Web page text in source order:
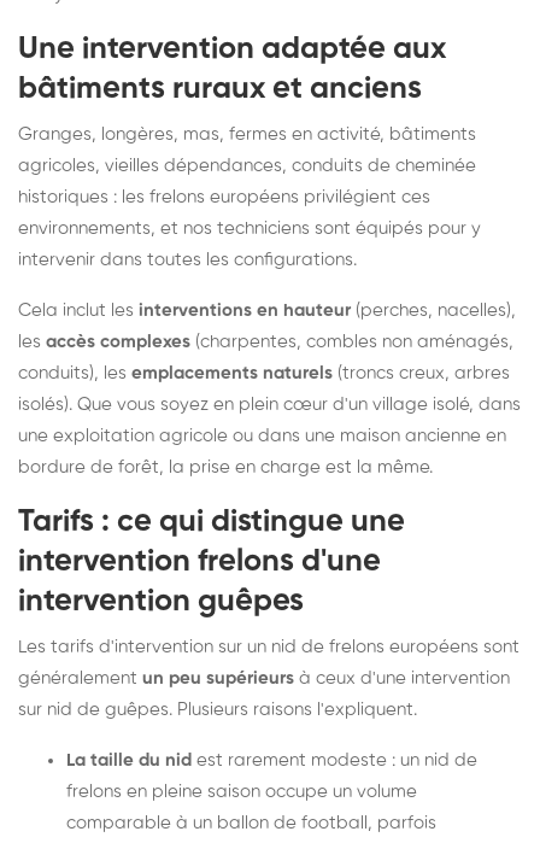
Une intervention adaptée aux
bâtiments ruraux et anciens
Granges, longères, mas, fermes en activité, bâtiments
agricoles, vieilles dépendances, conduits de cheminée
historiques : les frelons européens privilégient ces
environnements, et nos techniciens sont équipés pour y
intervenir dans toutes les configurations.
Cela inclut les interventions en hauteur (perches, nacelles),
les accès complexes (charpentes, combles non aménagés,
conduits), les emplacements naturels (troncs creux, arbres
isolés). Que vous soyez en plein cœur d'un village isolé, dans
une exploitation agricole ou dans une maison ancienne en
bordure de forêt, la prise en charge est la même.
Tarifs : ce qui distingue une
intervention frelons d'une
intervention guêpes
Les tarifs d'intervention sur un nid de frelons européens sont
généralement un peu supérieurs à ceux d'une intervention
sur nid de guêpes. Plusieurs raisons l'expliquent.
La taille du nid est rarement modeste : un nid de
frelons en pleine saison occupe un volume
comparable à un ballon de football, parfois